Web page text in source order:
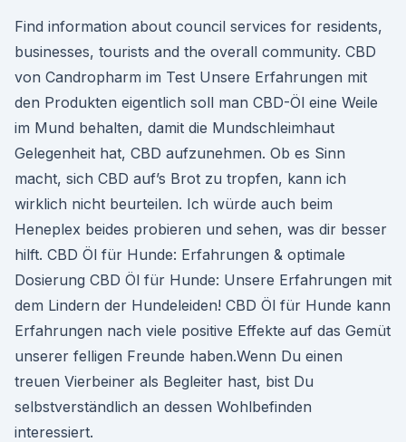
Find information about council services for residents,
businesses, tourists and the overall community. CBD
von Candropharm im Test Unsere Erfahrungen mit
den Produkten eigentlich soll man CBD-Öl eine Weile
im Mund behalten, damit die Mundschleimhaut
Gelegenheit hat, CBD aufzunehmen. Ob es Sinn
macht, sich CBD auf’s Brot zu tropfen, kann ich
wirklich nicht beurteilen. Ich würde auch beim
Heneplex beides probieren und sehen, was dir besser
hilft. CBD Öl für Hunde: Erfahrungen & optimale
Dosierung CBD Öl für Hunde: Unsere Erfahrungen mit
dem Lindern der Hundeleiden! CBD Öl für Hunde kann
Erfahrungen nach viele positive Effekte auf das Gemüt
unserer felligen Freunde haben.Wenn Du einen
treuen Vierbeiner als Begleiter hast, bist Du
selbstverständlich an dessen Wohlbefinden
interessiert.